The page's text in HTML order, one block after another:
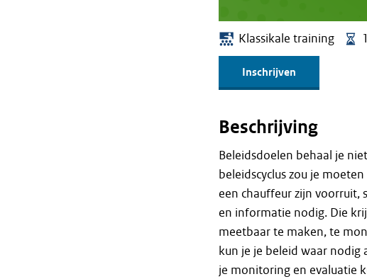
Klassikale training
Inschrijven
Beschrijving
Beleidsdoelen behaal je
beleidscyclus zou je
een chauffeur zijn voorruit,
en informatie nodig. Die
meetbaar te maken, te
kun je je beleid waar nodig
je monitoring en evaluatie